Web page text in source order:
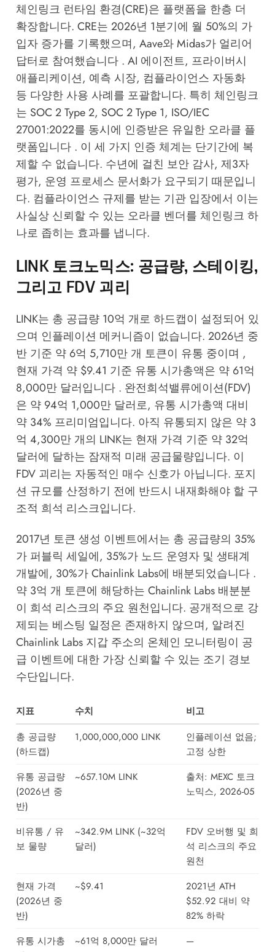
체인링크 런타임 환경(CRE)은 플랫폼을 한층 더
확장합니다. CRE는 2026년 1분기에 월 50%의 가
입자 증가를 기록했으며, Aave와 Midas가 얼리어
답터로 참여했습니다 . AI 에이전트, 프라이버시
애플리케이션, 예측 시장, 컴플라이언스 자동화
등 다양한 사용 사례를 포괄합니다. 특히 체인링크
는 SOC 2 Type 2, SOC 2 Type 1, ISO/IEC
27001:2022를 동시에 인증받은 유일한 오라클 플
랫폼입니다 . 이 세 가지 인증 체계는 단기간에 복
제할 수 없습니다. 수년에 걸친 보안 감사, 제3자
평가, 운영 프로세스 문서화가 요구되기 때문입니
다. 컴플라이언스 규제를 받는 기관 입장에서 이는
사실상 신뢰할 수 있는 오라클 벤더를 체인링크 하
나로 좁히는 효과를 냅니다.
LINK 토크노믹스: 공급량, 스테이킹,
그리고 FDV 괴리
LINK는 총 공급량 10억 개로 하드캡이 설정되어 있
으며 인플레이션 메커니즘이 없습니다. 2026년 중
반 기준 약 6억 5,710만 개 토큰이 유통 중이며 ,
현재 가격 약 $9.41 기준 유통 시가총액은 약 61억
8,000만 달러입니다 . 완전희석밸류에이션(FDV)
은 약 94억 1,000만 달러로, 유통 시가총액 대비
약 34% 프리미엄입니다. 아직 유통되지 않은 약 3
억 4,300만 개의 LINK는 현재 가격 기준 약 32억
달러에 달하는 잠재적 미래 공급물량입니다. 이
FDV 괴리는 자동적인 매수 신호가 아닙니다. 포지
션 규모를 산정하기 전에 반드시 내재화해야 할 구
조적 희석 리스크입니다.
2017년 토큰 생성 이벤트에서는 총 공급량의 35%
가 퍼블릭 세일에, 35%가 노드 운영자 및 생태계
개발에, 30%가 Chainlink Labs에 배분되었습니다 .
약 3억 개 토큰에 해당하는 Chainlink Labs 배분분
이 희석 리스크의 주요 원천입니다. 공개적으로 강
제되는 베스팅 일정은 존재하지 않으며, 알려진
Chainlink Labs 지갑 주소의 온체인 모니터링이 공
급 이벤트에 대한 가장 신뢰할 수 있는 조기 경보
수단입니다.
지표 수치
비고
총 공급량
(하드캡)
1,000,000,000 LINK
인플레이션 없음;
고정 상한
유통 공급량
(2026년 중
반)
~657.10M LINK 출처: MEXC 토크
노믹스, 2026-05
비유통 / 유
보 물량
~342.9M LINK (~32억
달러)
FDV 오버행 및 희
석 리스크의 주요
원천
현재 가격
(2026년 중
반)
~$9.41
2021년 ATH
$52.92 대비 약
82% 하락
유통 시가총
~61억 8,000만 달러 —